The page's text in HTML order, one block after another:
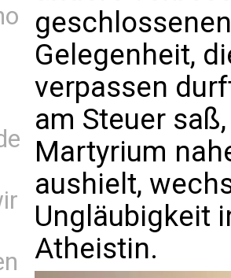
Gelegenheit,
verpassen
am Steuer
Martyrium
aushielt,
Ungläubigkeit
Atheistin.